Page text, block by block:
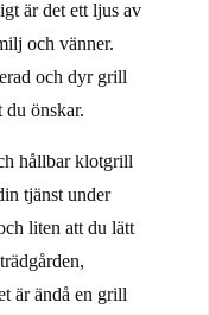
är det ett ljus av
och vänner.
och dyr grill
du önskar.
hållbar klotgrill
tjänst under
liten att du lätt
är ändå en grill